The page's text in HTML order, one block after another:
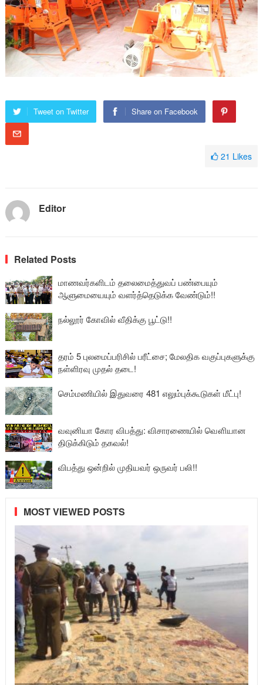
Tweet on Twitter Share on Facebook
21 Likes
Editor
Related Posts
மாணவர்களிடம் தலைமைத்துவப் பண்பையும்
ஆளுமையையும் வளர்த்தெடுக்க வேண்டும்!!
நல்லூர் கோவில் வீதிக்கு பூட்டு!!
தரம் 5 புலமைப்பரிசில் பரீட்சை; மேலதிக வகுப்புகளுக்கு
நள்ளிரவு முதல் தடை!
செம்மணியில் இதுவரை 481 எலும்புக்கூடுகள் மீட்பு!
வவுனியா கோர விபத்து: விசாரணையில் வௌியான
திடுக்கிடும் தகவல்!
விபத்து ஒன்றில் முதியவர் ஒருவர் பலி!!
MOST VIEWED POSTS